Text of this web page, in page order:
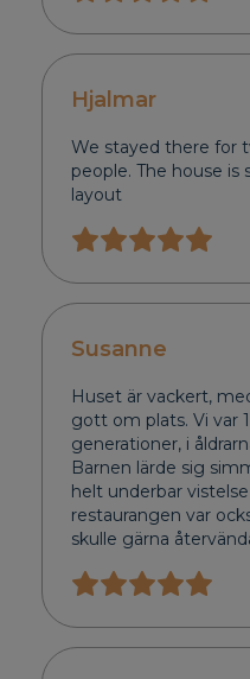
Hjalmar
We stayed there for
people. The house is
layout
Susanne
Huset är vackert,
gott om plats. Vi var
generationer, i
Barnen lärde sig
helt underbar
restaurangen var
skulle gärna